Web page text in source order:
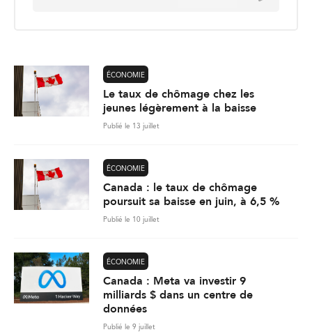
ÉCONOMIE
Le taux de chômage chez les
jeunes légèrement à la baisse
Publié le 13 juillet
ÉCONOMIE
Canada : le taux de chômage
poursuit sa baisse en juin, à 6,5 %
Publié le 10 juillet
ÉCONOMIE
Canada : Meta va investir 9
milliards $ dans un centre de
données
Publié le 9 juillet